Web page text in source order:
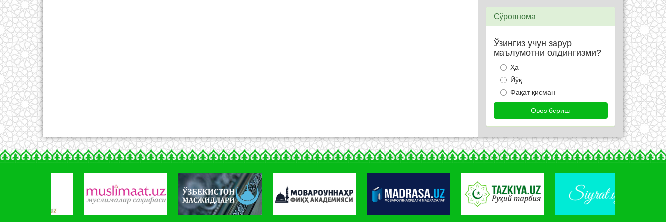
Сўровнома
Ўзингиз учун зарур
маълумотни олдингизми?
Ҳа
Йўқ
Фақат қисман